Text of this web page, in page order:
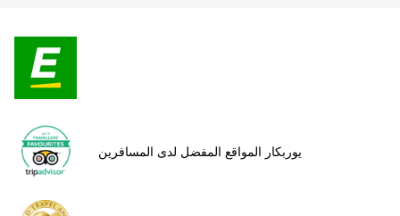
يوربكار المواقع المفضل لدى المسافرين